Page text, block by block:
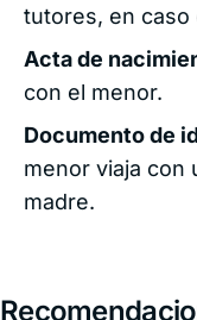
tutores, en caso
Acta de
con el menor.
Documento de
menor viaja con
madre.